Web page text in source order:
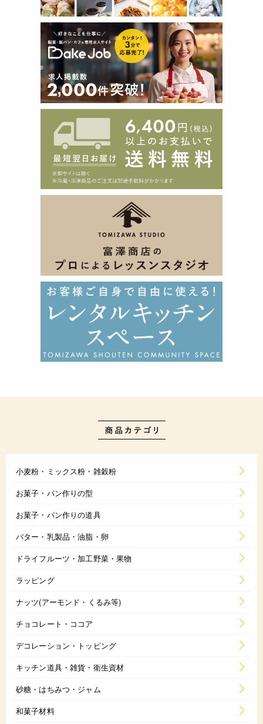
小麦粉・ミックス粉・雑穀粉
お菓子・パン作りの型
お菓子・パン作りの道具
バター・乳製品・油脂・卵
ドライフルーツ・加工野菜・果物
ラッピング
ナッツ(アーモンド・くるみ等)
チョコレート・ココア
デコレーション・トッピング
キッチン道具・雑貨・衛生資材
砂糖・はちみつ・ジャム
和菓子材料